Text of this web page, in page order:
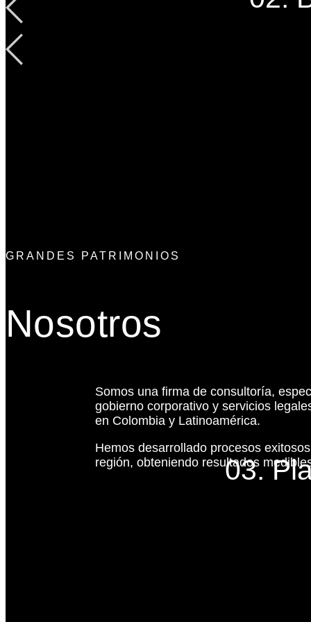
03.
GRANDES PATRIMONIOS
Nosotros
Somos una firma de consultoría,
gobierno corporativo y servicios
en Colombia y Latinoamérica.
Hemos desarrollado procesos
región, obteniendo resultados